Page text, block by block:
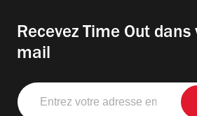
Recevez Time Out
mail
Entrez
votre